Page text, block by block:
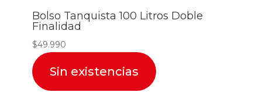
Bolso Tanquista 100 Litros Doble
Finalidad
$49.990
Sin existencias